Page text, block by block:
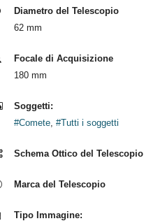
Diametro del Telescopio
62 mm
Focale di Acquisizione
180 mm
Soggetti:
#Comete, #Tutti i soggetti
Schema Ottico del Telescopio
Marca del Telescopio
Tipo Immagine: